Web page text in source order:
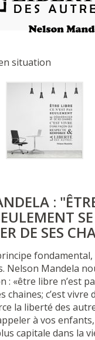
situation
:
SE
DE SES
fondamental,
Nelson Mandela
: «être libre n’est
chaines; c’est vivre
la liberté des
à vos
capitale dans la